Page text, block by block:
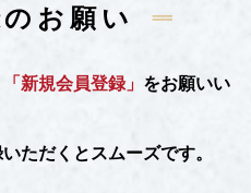
お願い
「新規会員登録」 をお願いい
ただくとスムーズです。